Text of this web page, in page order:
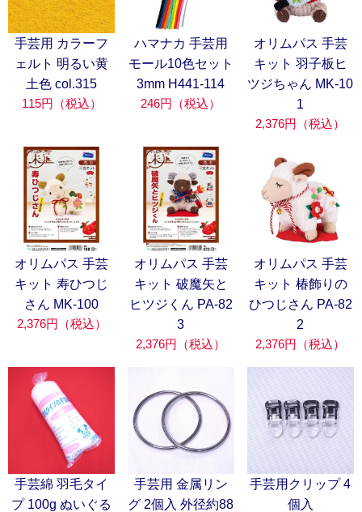
手芸用 カラーフ
ェルト 明るい黄
土色 col.315
115円（税込）
ハマナカ 手芸用
モール10色セット
3mm H441-114
246円（税込）
オリムパス 手芸
キット 羽子板ヒ
ツジちゃん MK-10
1
2,376円（税込）
オリムパス 手芸
キット 寿ひつじ
さん MK-100
2,376円（税込）
オリムパス 手芸
キット 破魔矢と
ヒツジくん PA-82
3
2,376円（税込）
オリムパス 手芸
キット 椿飾りの
ひつじさん PA-82
2
2,376円（税込）
手芸綿 羽毛タイ
プ 100g ぬいぐる
手芸用 金属リン
グ 2個入 外径約88
手芸用クリップ 4
個入